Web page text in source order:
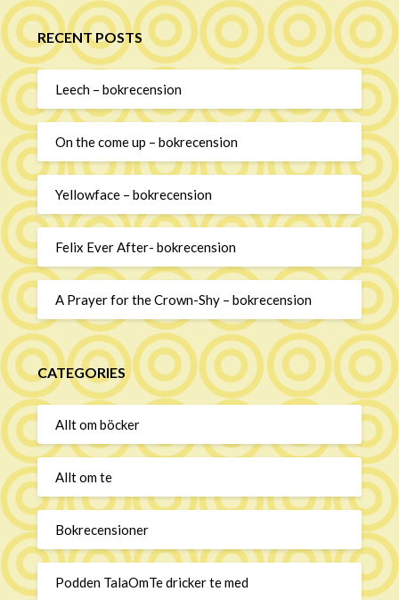
RECENT POSTS
Leech – bokrecension
On the come up – bokrecension
Yellowface – bokrecension
Felix Ever After- bokrecension
A Prayer for the Crown-Shy – bokrecension
CATEGORIES
Allt om böcker
Allt om te
Bokrecensioner
Podden TalaOmTe dricker te med